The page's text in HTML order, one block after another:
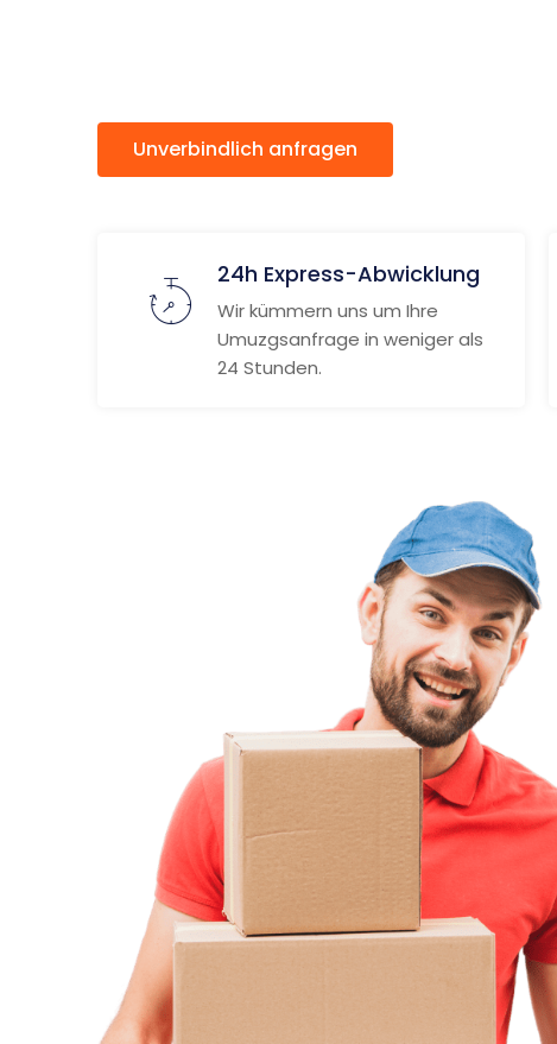
Unverbindlich anfragen
24h Express-Abwicklung
Wir kümmern uns um Ihre
Umuzgsanfrage in weniger als
24 Stunden.